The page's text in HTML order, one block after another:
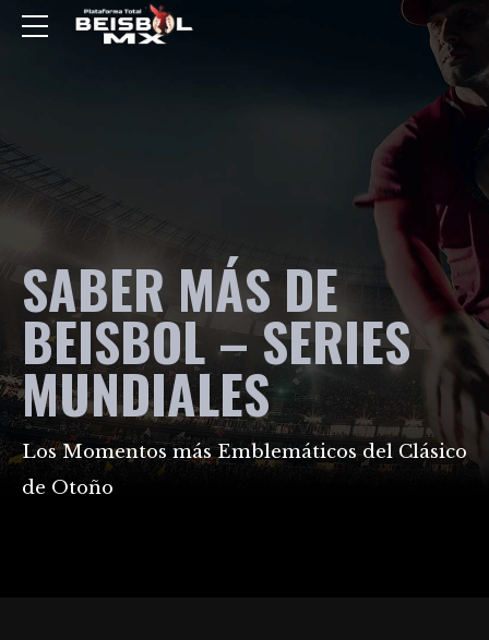
SABER MÁS DE
BEISBOL – SERIES
MUNDIALES
Los Momentos más Emblemáticos del Clásico
de Otoño